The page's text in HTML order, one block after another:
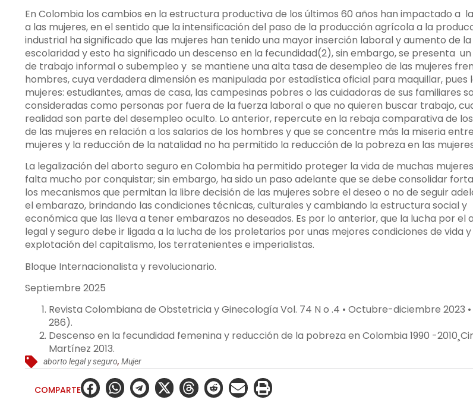
En Colombia los cambios en la estructura productiva de los últimos 60 años han impactado a
a las mujeres, en el sentido que la intensificación del paso de la producción agrícola a la
industrial ha significado que las mujeres han tenido una mayor inserción laboral y aumento de la
escolaridad y esto ha significado un descenso en la fecundidad(2), sin embargo, se presenta
de trabajo informal o subempleo y se mantiene una alta tasa de desempleo de las mujeres
hombres, cuya verdadera dimensión es manipulada por estadística oficial para maquillar, pues
mujeres: estudiantes, amas de casa, las campesinas pobres o las cuidadoras de sus familiares
consideradas como personas por fuera de la fuerza laboral o que no quieren buscar trabajo,
realidad son parte del desempleo oculto. Lo anterior, repercute en la rebaja comparativa de
de las mujeres en relación a los salarios de los hombres y que se concentre más la miseria
mujeres y la reducción de la natalidad no ha permitido la reducción de la pobreza en las
La legalización del aborto seguro en Colombia ha permitido proteger la vida de muchas
falta mucho por conquistar; sin embargo, ha sido un paso adelante que se debe consolidar
los mecanismos que permitan la libre decisión de las mujeres sobre el deseo o no de seguir
el embarazo, brindando las condiciones técnicas, culturales y cambiando la estructura social y
económica que las lleva a tener embarazos no deseados. Es por lo anterior, que la lucha por el
legal y seguro debe ir ligada a la lucha de los proletarios por unas mejores condiciones de vida
explotación del capitalismo, los terratenientes e imperialistas.
Bloque Internacionalista y revolucionario.
Septiembre 2025
Revista Colombiana de Obstetricia y Ginecología Vol. 74 N o .4 • Octubre-diciembre 2023
286).
Descenso en la fecundidad femenina y reducción de la pobreza en Colombia 1990 -
Martínez 2013.
aborto legal y seguro,Mujer
COMPARTE